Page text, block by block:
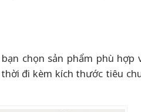
chọn sản phẩm phù hợp
đi kèm kích thước tiêu